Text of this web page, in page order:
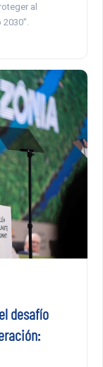
al
desafío